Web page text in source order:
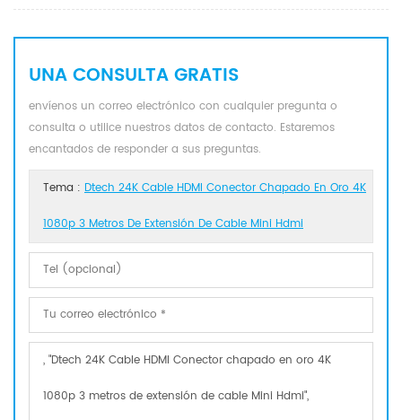
UNA CONSULTA GRATIS
envíenos un correo electrónico con cualquier pregunta o
consulta o utilice nuestros datos de contacto. Estaremos
encantados de responder a sus preguntas.
Tema : Dtech 24K Cable HDMI Conector Chapado En Oro 4K
1080p 3 Metros De Extensión De Cable Mini Hdmi